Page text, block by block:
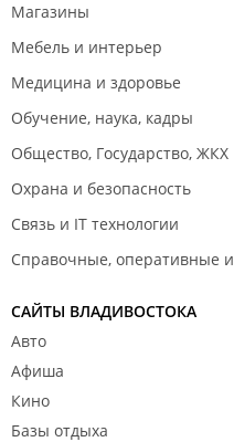
Магазины
Мебель и интерьер
Медицина и здоровье
Обучение, наука, кадры
Общество, Государство, ЖКХ
Охрана и безопасность
Связь и IT технологии
Справочные, оперативные
САЙТЫ ВЛАДИВОСТОКА
Авто
Афиша
Кино
Базы отдыха